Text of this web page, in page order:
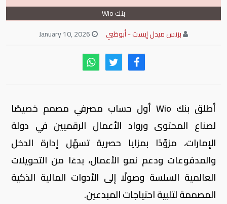
بنك Wio
بزنس ميدل إيست - أبوظبي
أطلق بنك Wio أول حساب مصرفي مصمم خصيصًا
لصناع المحتوى ورواد الأعمال الرقميين في دولة
الإمارات، مزوّدًا بمزايا حصرية تسهّل إدارة الدخل
والمدفوعات ودعم نمو الأعمال، بدءًا من التحويلات
العالمية السلسة وصولًا إلى الأدوات المالية الذكية
المصممة لتلبية احتياجات المبدعين.